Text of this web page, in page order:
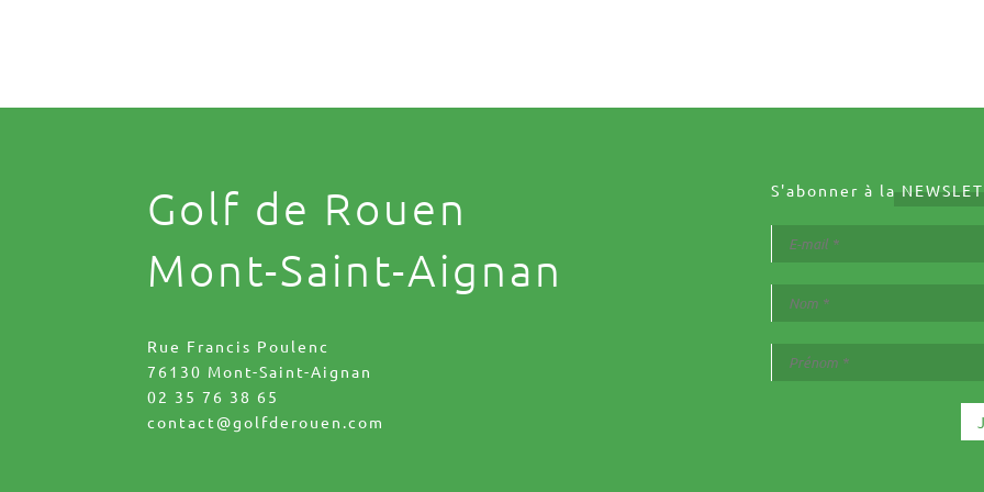
Golf de Rouen
Mont-Saint-Aignan
Rue Francis Poulenc
76130 Mont-Saint-Aignan
02 35 76 38 65
contact@golfderouen.com
S'abonner à la